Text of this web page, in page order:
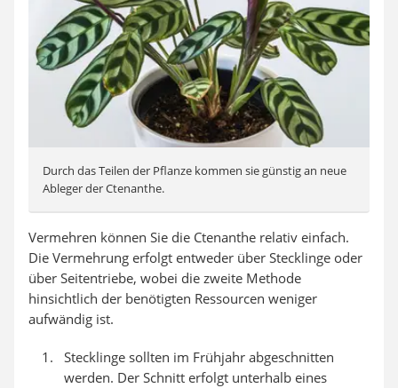
Durch das Teilen der Pflanze kommen sie günstig an neue
Ableger der Ctenanthe.
Vermehren können Sie die Ctenanthe relativ einfach.
Die Vermehrung erfolgt entweder über Stecklinge oder
über Seitentriebe, wobei die zweite Methode
hinsichtlich der benötigten Ressourcen weniger
aufwändig ist.
Stecklinge sollten im Frühjahr abgeschnitten
werden. Der Schnitt erfolgt unterhalb eines